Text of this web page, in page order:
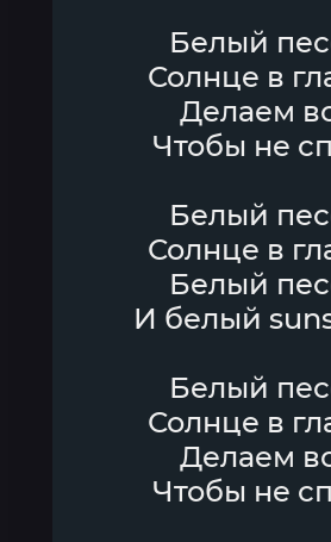
Белый
Солнце в
Делаем
Чтобы не
Белый
Солнце в
Белый
И белый
Белый
Солнце в
Делаем
Чтобы не